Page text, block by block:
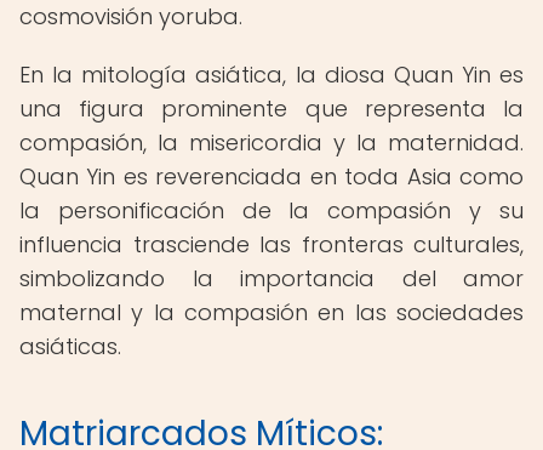
cosmovisión yoruba.
En la mitología asiática, la diosa Quan Yin es
una figura prominente que representa la
compasión, la misericordia y la maternidad.
Quan Yin es reverenciada en toda Asia como
la personificación de la compasión y su
influencia trasciende las fronteras culturales,
simbolizando la importancia del amor
maternal y la compasión en las sociedades
asiáticas.
Matriarcados Míticos: